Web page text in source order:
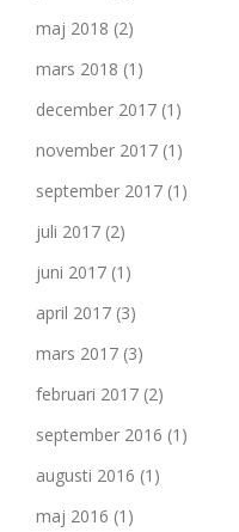
maj 2018 (2)
mars 2018 (1)
december 2017 (1)
november 2017 (1)
september 2017 (1)
juli 2017 (2)
juni 2017 (1)
april 2017 (3)
mars 2017 (3)
februari 2017 (2)
september 2016 (1)
augusti 2016 (1)
maj 2016 (1)